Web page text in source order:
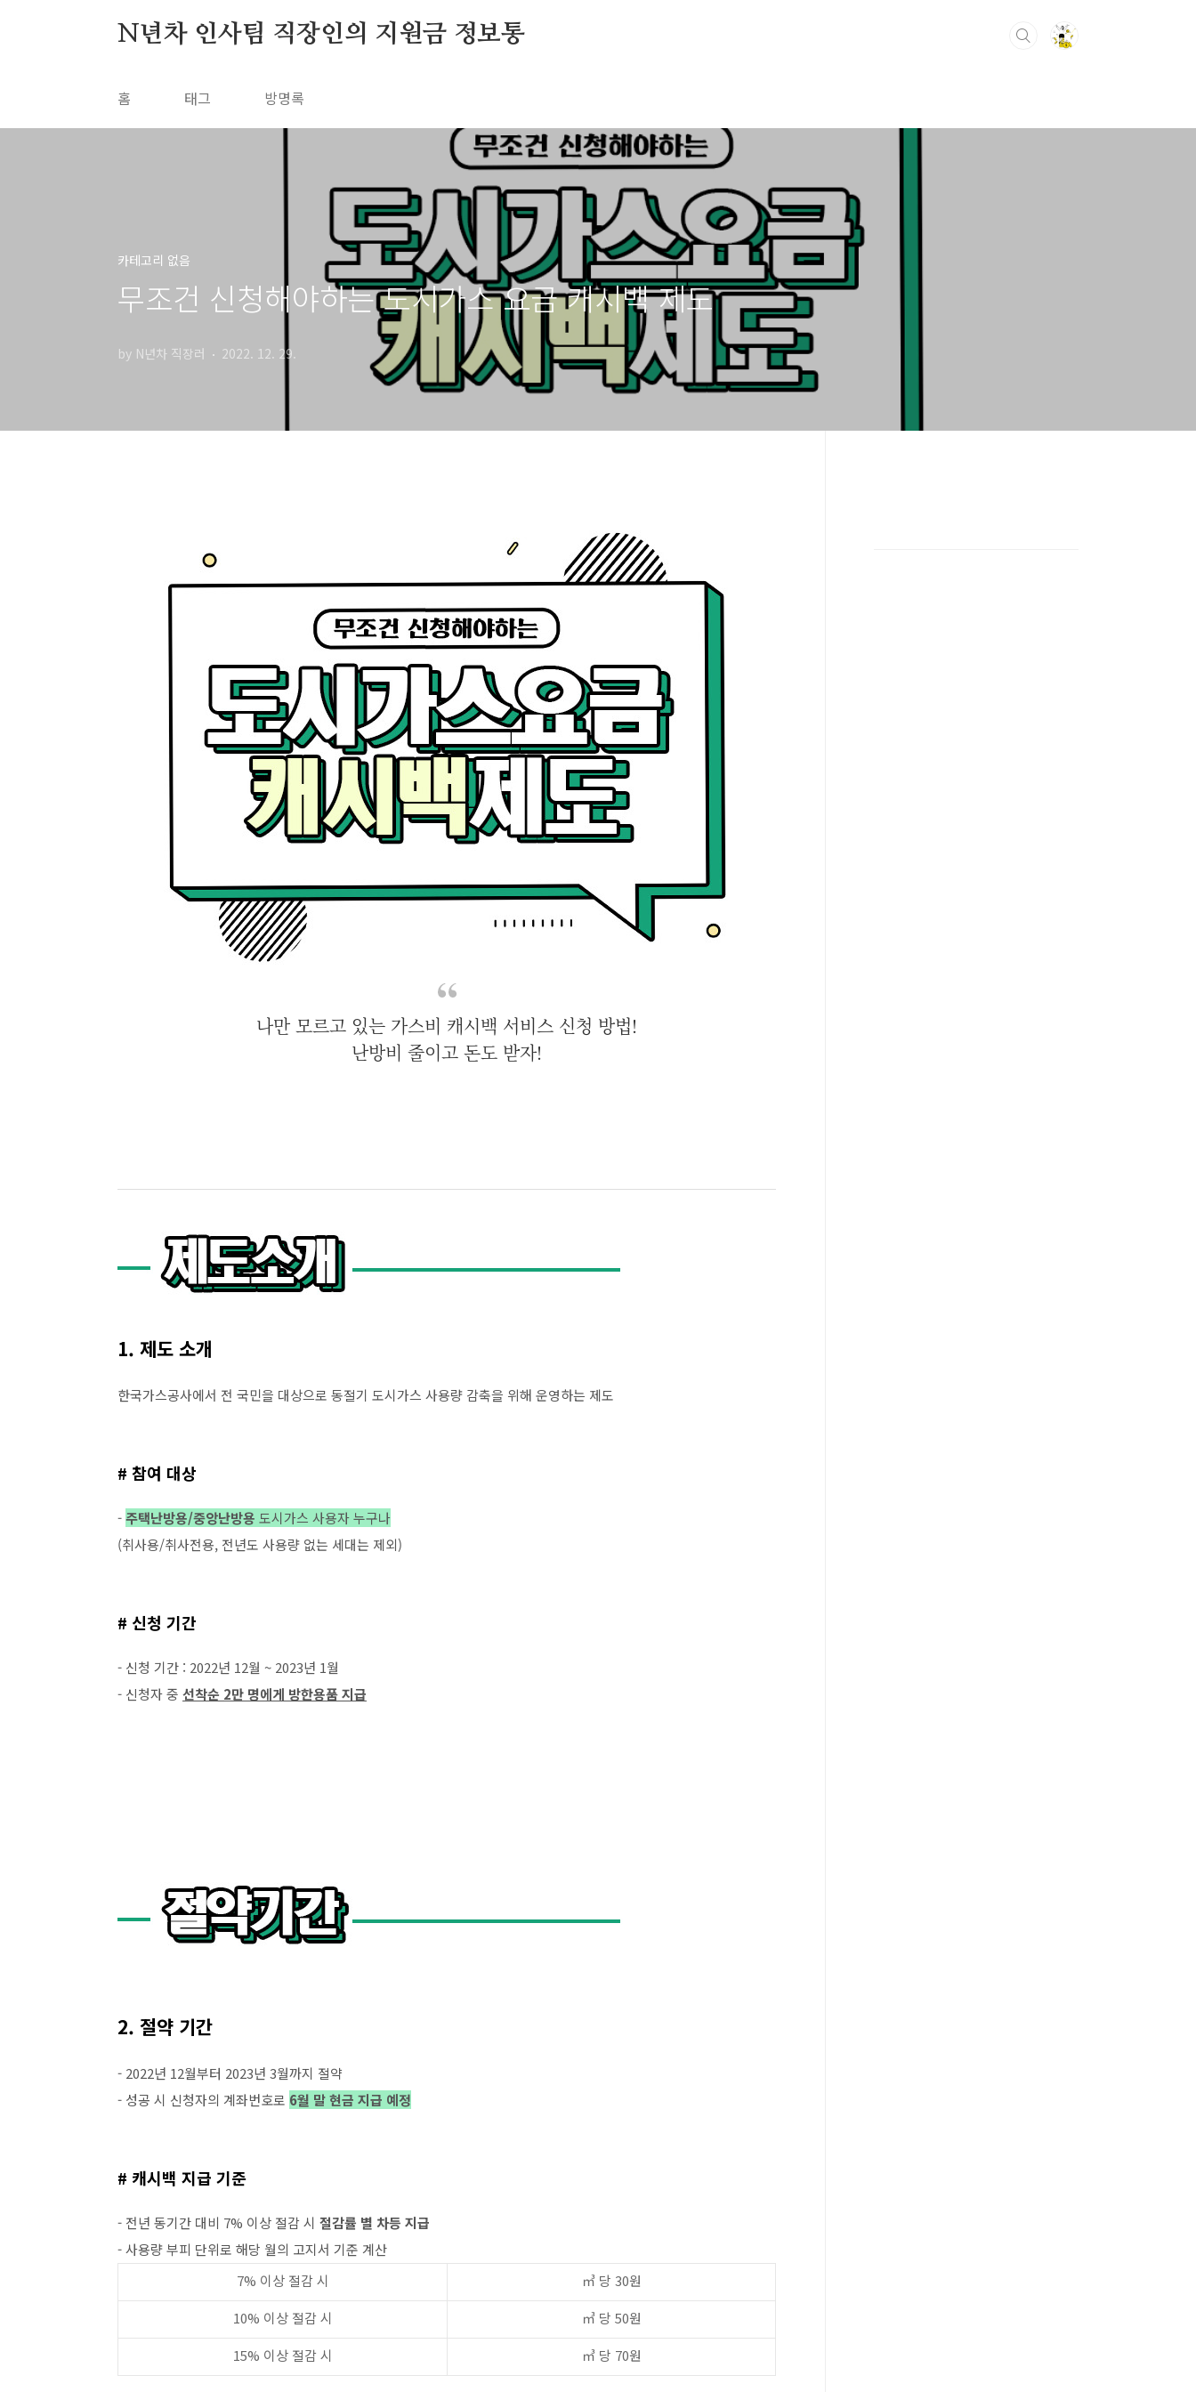
N년차 인사팀 직장인의 지원금 정보통
홈 태그 방명록
카테고리 없음
무조건 신청해야하는 도시가스 요금 캐시백 제도
by N년차 직장러 2022. 12. 29.
나만 모르고 있는 가스비 캐시백 서비스 신청 방법!
난방비 줄이고 돈도 받자!
1. 제도 소개
한국가스공사에서 전 국민을 대상으로 동절기 도시가스 사용량 감축을 위해 운영하는 제도
# 참여 대상
-주택난방용/중앙난방용 도시가스 사용자 누구나
(취사용/취사전용, 전년도 사용량 없는 세대는 제외)
# 신청 기간
- 신청 기간 : 2022년 12월 ~ 2023년 1월
- 신청자 중 선착순 2만 명에게 방한용품 지급
2. 절약 기간
- 2022년 12월부터 2023년 3월까지 절약
- 성공 시 신청자의 계좌번호로 6월 말 현금 지급 예정
# 캐시백 지급 기준
- 전년 동기간 대비 7% 이상 절감 시 절감률 별 차등 지급
- 사용량 부피 단위로 해당 월의 고지서 기준 계산
7% 이상 절감 시
㎥ 당 30원
10% 이상 절감 시
㎥ 당 50원
15% 이상 절감 시
㎥ 당 70원